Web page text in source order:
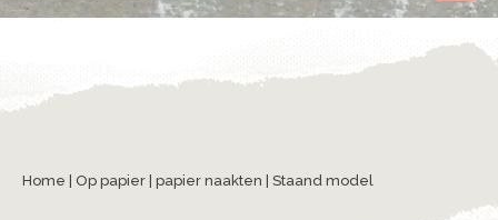
Home Op papier papier naakten | Staand model